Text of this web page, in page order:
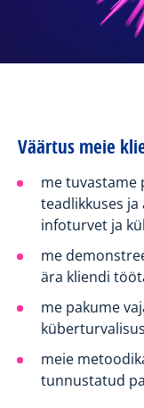
Väärtus meie
me tuvastame
teadlikkuses
infoturvet ja
me
ära kliendi
me pakume
meie
tunnustatud